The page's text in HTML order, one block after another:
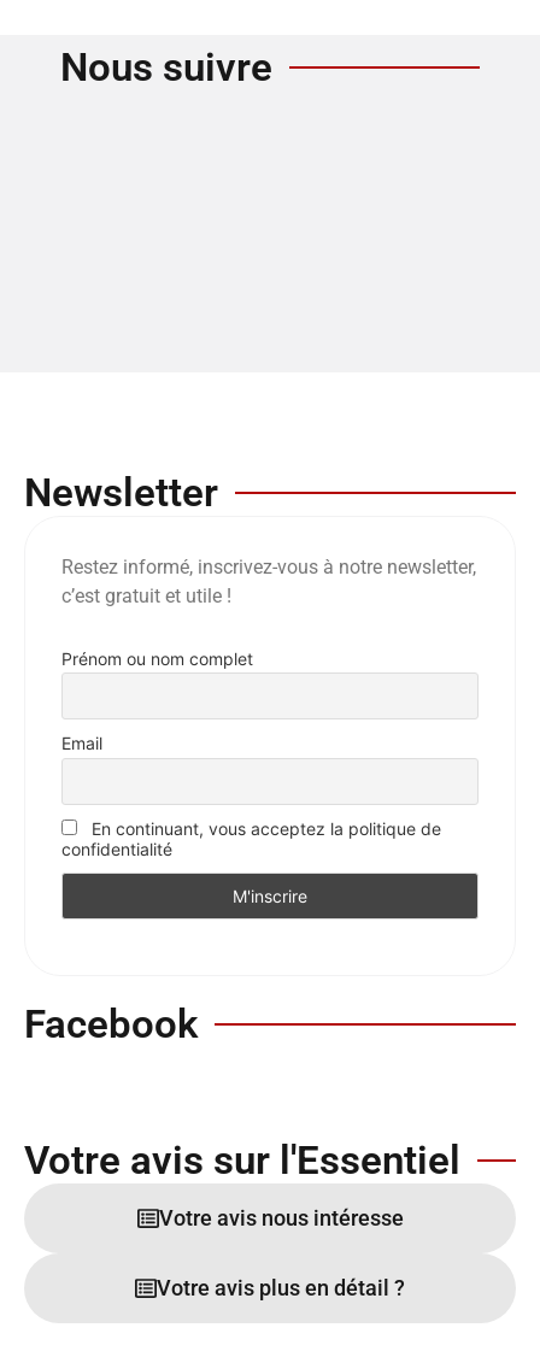
Nous suivre
Newsletter
Restez informé, inscrivez-vous à notre newsletter,
c’est gratuit et utile !
Prénom ou nom complet
Email
En continuant, vous acceptez la politique de
confidentialité
Facebook
Votre avis sur l'Essentiel
Votre avis nous intéresse
Votre avis plus en détail ?